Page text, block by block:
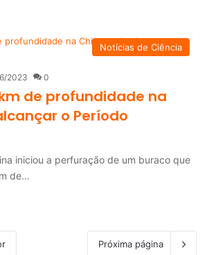
Notícias de Ciência
2023 0
km de profundidade na
o Período
iniciou a perfuração de um buraco que
de…
Próxima página